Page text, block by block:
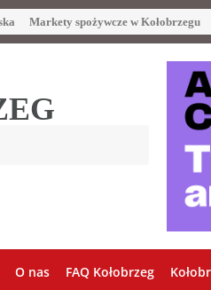
Markety spożywcze w Kołobrzegu
O nas FAQ Kołobrzeg